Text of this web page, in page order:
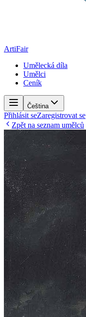
ArtiFair
Umělecká díla
Umělci
Ceník
Čeština
Přihlásit seZaregistrovat se
Zpět na seznam umělců